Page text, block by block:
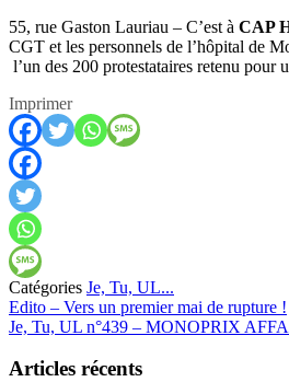
55, rue Gaston Lauriau – C’est à CAP
CGT et les personnels de l’hôpital de
l’un des 200 protestataires retenu
Imprimer
Catégories Je, Tu, UL...
Previous:
Edito – Vers un premier mai de rupture !
Next:
Je, Tu, UL n°439 – MONOPRIX
Articles récents